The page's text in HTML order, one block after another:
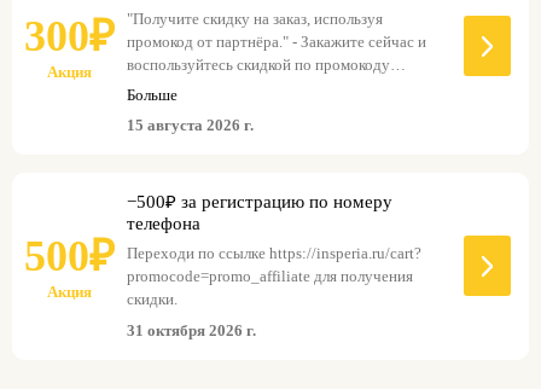
300₽
Акция
"Получите скидку на заказ, используя
промокод от партнёра." - Закажите сейчас и
воспользуйтесь скидкой по промокоду
партнёра.
Больше
15 августа 2026 г.
500₽
Акция
−500₽ за регистрацию по номеру
телефона
Переходи по ссылке https://insperia.ru/cart?
promocode=promo_affiliate для получения
скидки.
31 октября 2026 г.